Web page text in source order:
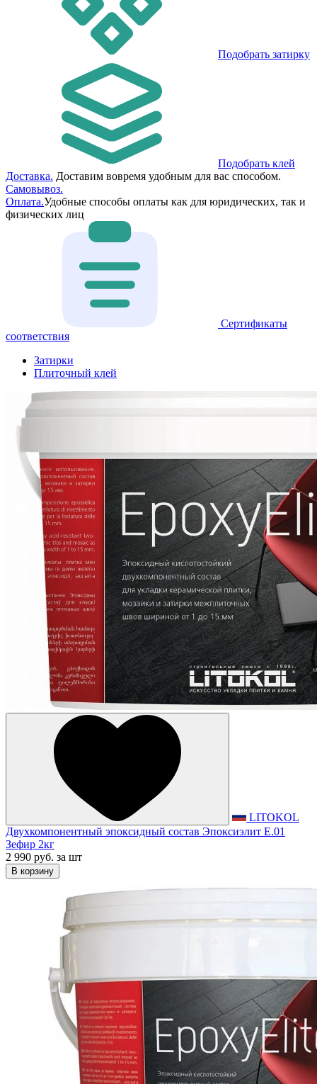
Подобрать затирку
Подобрать клей
Доставка. Доставим вовремя удобным для вас способом.
Самовывоз.
Оплата.Удобные способы оплаты как для юридических, так и
физических лиц
Сертификаты
соответствия
Затирки
Плиточный клей
LITOKOL
Двухкомпонентный эпоксидный состав Эпоксиэлит E.01
Зефир 2кг
2 990 руб. за шт
В корзину